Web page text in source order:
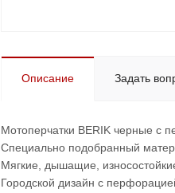
Описание Задать
Мотоперчатки BERIK черные с
Специально подобранный
Мягкие, дышащие,
Городской дизайн с